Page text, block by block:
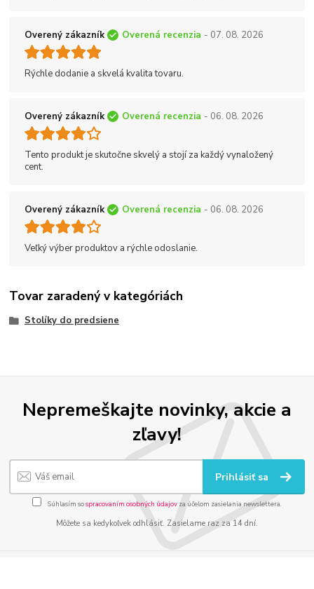
Overený zákazník Overená recenzia - 07. 08. 2026
Rýchle dodanie a skvelá kvalita tovaru.
Overený zákazník Overená recenzia - 06. 08. 2026
Tento produkt je skutočne skvelý a stojí za každý vynaložený
cent.
Overený zákazník Overená recenzia - 06. 08. 2026
Veľký výber produktov a rýchle odoslanie.
Tovar zaradený v kategóriách
Stolíky do predsiene
Nepremeškajte novinky, akcie a
zľavy!
Prihlásiť sa
Súhlasím sospracovaním osobných údajov za účelom zasielania newslettera.
Môžete sa kedykoľvek odhlásiť. Zasielame raz za 14 dní.